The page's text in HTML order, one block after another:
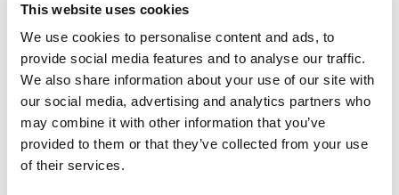
This website uses cookies
We use cookies to personalise content and ads, to
provide social media features and to analyse our traffic.
We also share information about your use of our site with
our social media, advertising and analytics partners who
may combine it with other information that you’ve
provided to them or that they’ve collected from your use
of their services.